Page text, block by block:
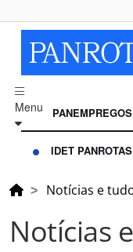
Menu PANEMPREGOS
IDET PANROTAS
Notícias e
Notícias